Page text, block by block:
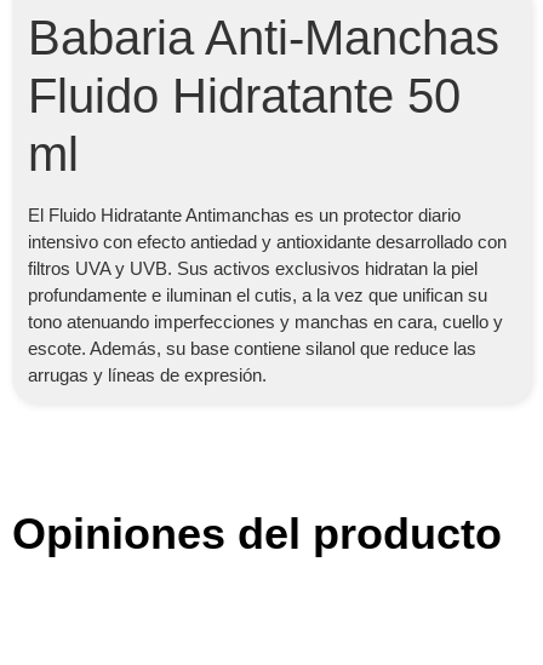
Babaria Anti-Manchas
Fluido Hidratante 50
ml
El Fluido Hidratante Antimanchas es un protector diario
intensivo con efecto antiedad y antioxidante desarrollado con
filtros UVA y UVB. Sus activos exclusivos hidratan la piel
profundamente e iluminan el cutis, a la vez que unifican su
tono atenuando imperfecciones y manchas en cara, cuello y
escote. Además, su base contiene silanol que reduce las
arrugas y líneas de expresión.
Opiniones del producto